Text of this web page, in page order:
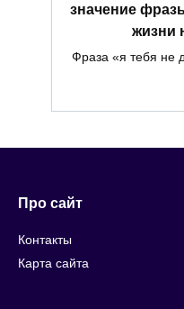
значение
жизни
Фраза «я тебя не
Про сайт
Контакты
Карта сайта